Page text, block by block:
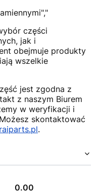
części
jak i
obejmuje produkty
wszelkie
jest zgodna z
z naszym Biurem
w weryfikacji i
skontaktować
.
0.00